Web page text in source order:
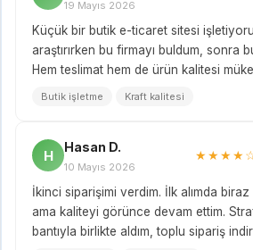
19 Mayıs 2026
Küçük bir butik e-ticaret sitesi
araştırırken bu firmayı buldum, sonra
Hem teslimat hem de ürün kalitesi
Butik işletme Kraft kalitesi
H
Hasan D.
10 Mayıs 2026
İkinci siparişimi verdim. İlk alımda
ama kaliteyi görünce devam ettim.
bantıyla birlikte aldım, toplu sipariş